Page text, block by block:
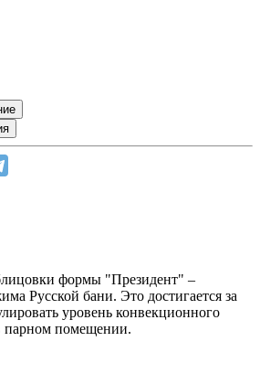
формы "Президент" –
Русской бани. Это достигается за
уровень конвекционного
парном помещении.